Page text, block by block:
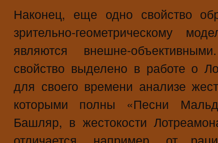
Наконец, еще одно свойство
зрительно-геометрическому
являются внешне-
свойство выделено в работе о
для своего времени анализе
которыми полны «Песни
Башляр, в жестокости